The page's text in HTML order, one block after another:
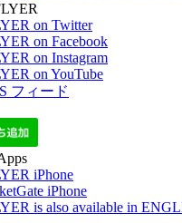
on Twitter
on Facebook
on Instagram
on YouTube
フィード
iPhone
iPhone
is also available in